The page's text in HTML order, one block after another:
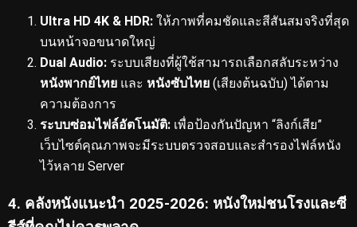
Ultra HD 4K & HDR: ให้ภาพที่คมชัดและสีสันสมจริงที่สุด
บนหน้าจอขนาดใหญ่
Dual Audio: ระบบเสียงที่ผู้ใช้สามารถเลือกสลับระหว่าง
หนังพากย์ไทย และ หนังซับไทย (เสียงต้นฉบับ) ได้ตาม
ความต้องการ
ระบบซ่อมไฟล์อัตโนมัติ: เพื่อป้องกันปัญหา “ลิงก์เสีย”
เว็บไซต์คุณภาพจะมีระบบตรวจสอบและสำรองไฟล์หนัง
ไว้หลาย Server
4. คลังหนังแนะนำ 2025-2026: หนังใหม่ชนโรงและซี